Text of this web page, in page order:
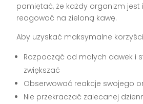
pamiętać, że każdy organizm jest
reagować na zieloną kawę.
Aby uzyskać maksymalne
Rozpocząć od małych dawek i
zwiększać
Obserwować reakcje swojego
Nie przekraczać zalecanej